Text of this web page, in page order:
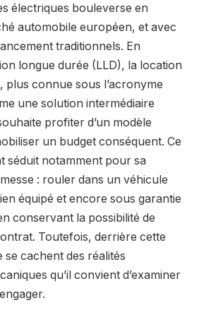
électriques bouleverse en
automobile européen, et avec
traditionnels. En
longue durée (LLD), la location
plus connue sous l’acronyme
une solution intermédiaire
profiter d’un modèle
un budget conséquent. Ce
séduit notamment pour sa
: rouler dans un véhicule
équipé et encore sous garantie
conservant la possibilité de
Toutefois, derrière cette
se cachent des réalités
qu’il convient d’examiner